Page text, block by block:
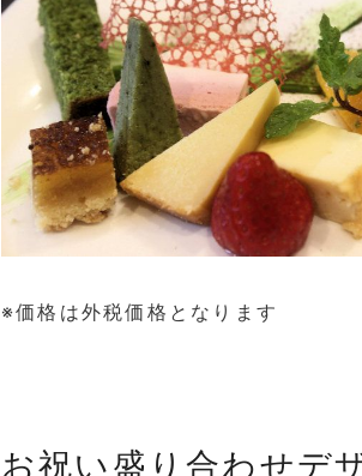
※価格は外税価格となります
お祝い盛り合わせデ